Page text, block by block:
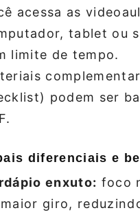
acessa as
tablet ou
limite de tempo.
podem ser
diferenciais e
enxuto: foco
giro,